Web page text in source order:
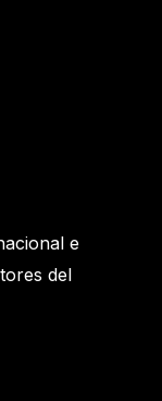
e
del